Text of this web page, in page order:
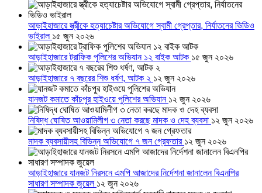
আড়াইহাজারে স্ত্রীকে হত্যাচেষ্টার অভিযোগে স্বামী গ্রেপ্তার, নির্যাতনের ভিডিও
ভাইরাল ১৫ জুন ২০২৬
আড়াইহাজারে ট্রাফিক পুলিশের অভিযান ১২ বাইক আটক ১৫ জুন ২০২৬
আড়াইহাজারে ৭ বছরের শিশু ধর্ষণ, আটক ২ ১২ জুন ২০২৬
যানজট কমাতে কাঁচপুর হাইওয়ে পুলিশের অভিযান ১২ জুন ২০২৬
নিষিদ্ধ ঘোষিত আওয়ামিলীগ ৩ নেতা করছে মাদক ও দেহ ব্যবসা ১২ জুন ২০২৬
মাদক ব্যবসায়ীসহ বিভিন্ন অভিযোগে ৭ জন গ্রেফতার ১২ জুন ২০২৬
আড়াইহাজারে যানজট নিরসনে এমপি আজাদের নির্দেশনা জানালেন বিএনপির
সাধারণ সম্পাদক জুয়েল ১২ জুন ২০২৬